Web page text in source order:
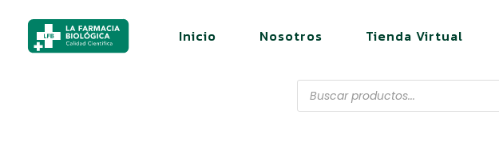
Inicio Nosotros Tienda Virtual